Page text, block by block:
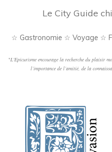
Le City Guide
☆ Gastronomie ☆ Voyage ☆
"L'Epicurisme encourage la recherche du plaisir
l’importance de l’amitié, de la